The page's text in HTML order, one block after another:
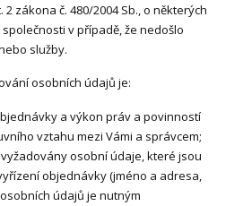
zákona č. 480/2004 Sb., o některých
v případě, že nedošlo
služby.
osobních údajů je:
a výkon práv a povinností
vztahu mezi Vámi a správcem;
osobní údaje, které jsou
objednávky (jméno a adresa,
údajů je nutným